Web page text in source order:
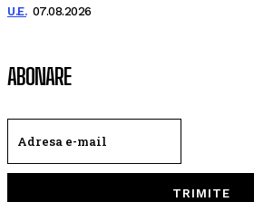
U.E. 07.08.2026
ABONARE
TRIMITE